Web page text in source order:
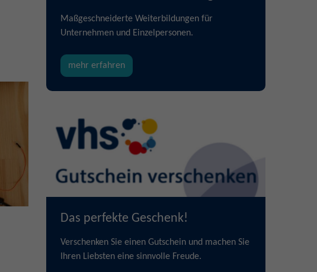
Maßgeschneiderte Weiterbildungen für
Unternehmen und Einzelpersonen.
mehr erfahren
Das perfekte Geschenk!
Verschenken Sie einen Gutschein und machen Sie
Ihren Liebsten eine sinnvolle Freude.